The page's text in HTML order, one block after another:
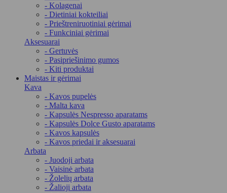
- Kolagenai
- Dietiniai kokteiliai
- Prieštreniruotiniai gėrimai
- Funkciniai gėrimai
Aksesuarai
- Gertuvės
- Pasipriešinimo gumos
- Kiti produktai
Maistas ir gėrimai
Kava
- Kavos pupelės
- Malta kava
- Kapsulės Nespresso aparatams
- Kapsulės Dolce Gusto aparatams
- Kavos kapsulės
- Kavos priedai ir aksesuarai
Arbata
- Juodoji arbata
- Vaisinė arbata
- Žolelių arbata
- Žalioji arbata